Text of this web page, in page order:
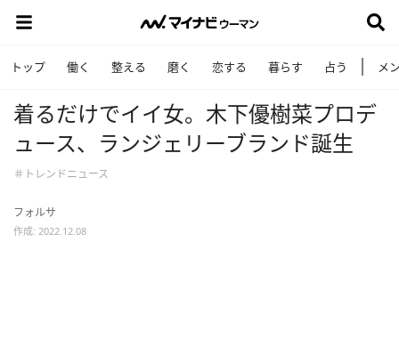
トップ 働く 整える 磨く 恋する 暮らす 占う メ
着るだけでイイ女。木下優樹菜プロデ
ュース、ランジェリーブランド誕生
＃トレンドニュース
フォルサ
作成: 2022.12.08